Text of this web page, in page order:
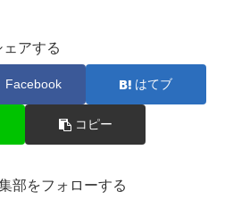
ェアする
Facebook はてブ
コピー
部をフォローする